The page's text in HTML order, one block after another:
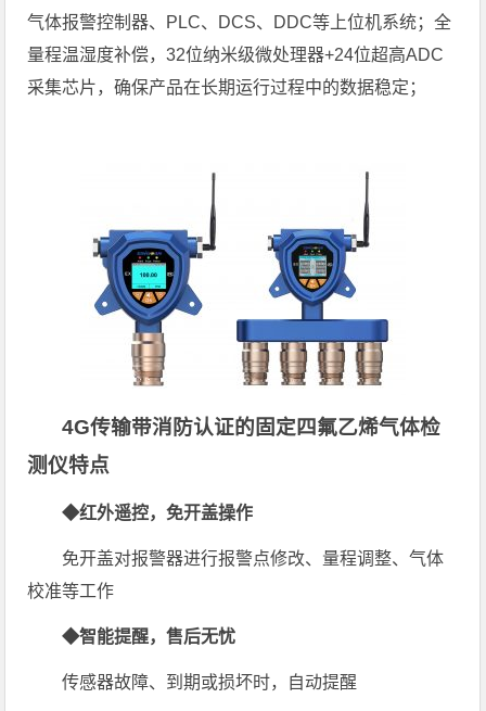
气体报警控制器、PLC、DCS、DDC等上位机系统；全
量程温湿度补偿，32位纳米级微处理器+24位超高ADC
采集芯片，确保产品在长期运行过程中的数据稳定；
4G传输带消防认证的固定四氟乙烯气体检
测仪特点
◆红外遥控，免开盖操作
免开盖对报警器进行报警点修改、量程调整、气体
校准等工作
◆智能提醒，售后无忧
传感器故障、到期或损坏时，自动提醒